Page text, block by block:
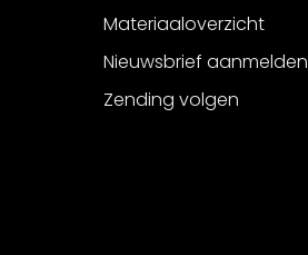
Materiaaloverzicht
Nieuwsbrief aanmelden
Zending volgen